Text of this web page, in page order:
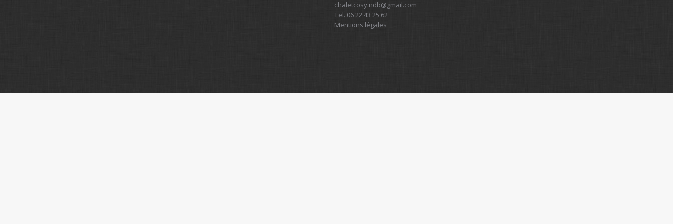
chaletcosy.ndb@gmail.com
Tel. 06 22 43 25 62
Mentions légales